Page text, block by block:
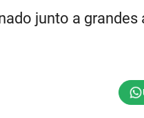
junto a